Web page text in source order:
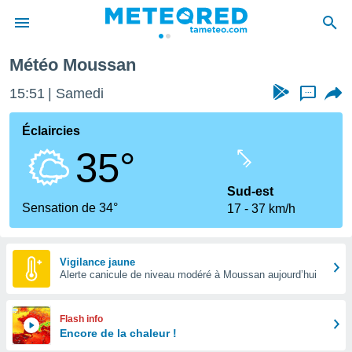
de
Météo Moussan
15:51 Samedi ...
Éclaircies
35°
Sensation de 34°
Sud-est
17
37 km/h
Vigilance jaune
Alerte canicule de niveau modéré à Moussan aujourd’hui
Flash info
Encore de la chaleur !